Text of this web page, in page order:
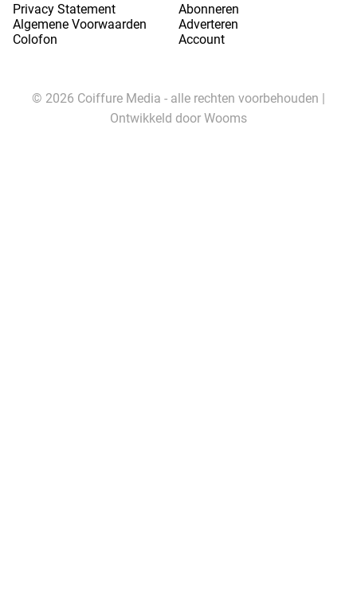
Privacy Statement
Algemene Voorwaarden
Colofon
Abonneren
Adverteren
Account
© 2026 Coiffure Media - alle rechten voorbehouden |
Ontwikkeld door Wooms